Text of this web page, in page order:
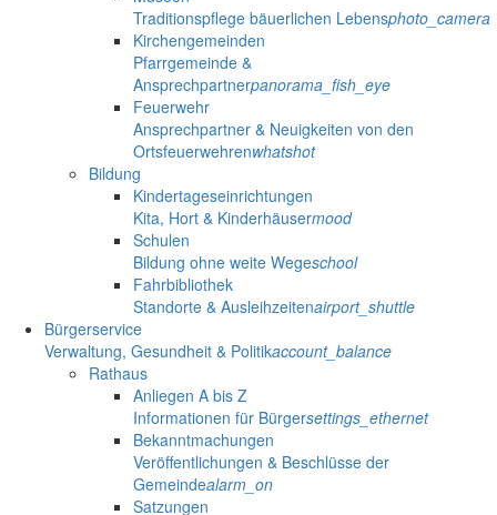
Traditionspflege bäuerlichen Lebensphoto_camera
Kirchengemeinden
Pfarrgemeinde &
Ansprechpartnerpanorama_fish_eye
Feuerwehr
Ansprechpartner & Neuigkeiten von den
Ortsfeuerwehrenwhatshot
Bildung
Kindertageseinrichtungen
Kita, Hort & Kinderhäusermood
Schulen
Bildung ohne weite Wegeschool
Fahrbibliothek
Standorte & Ausleihzeitenairport_shuttle
Bürgerservice
Verwaltung, Gesundheit & Politikaccount_balance
Rathaus
Anliegen A bis Z
Informationen für Bürgersettings_ethernet
Bekanntmachungen
Veröffentlichungen & Beschlüsse der
Gemeindealarm_on
Satzungen